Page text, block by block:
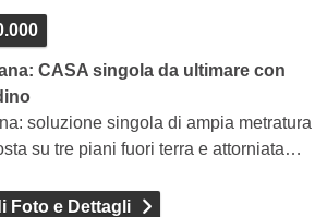
CASA singola da ultimare con
soluzione singola di ampia metratura
su tre piani fuori terra e attorniata…
Foto e Dettagli